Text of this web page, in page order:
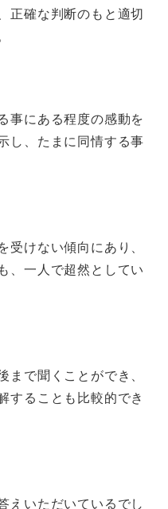
正確な判断のもと適切
事にある程度の感動を
し、たまに同情する事
受けない傾向にあり、
、一人で超然としてい
まで聞くことができ、
することも比較的でき
えいただいているでし